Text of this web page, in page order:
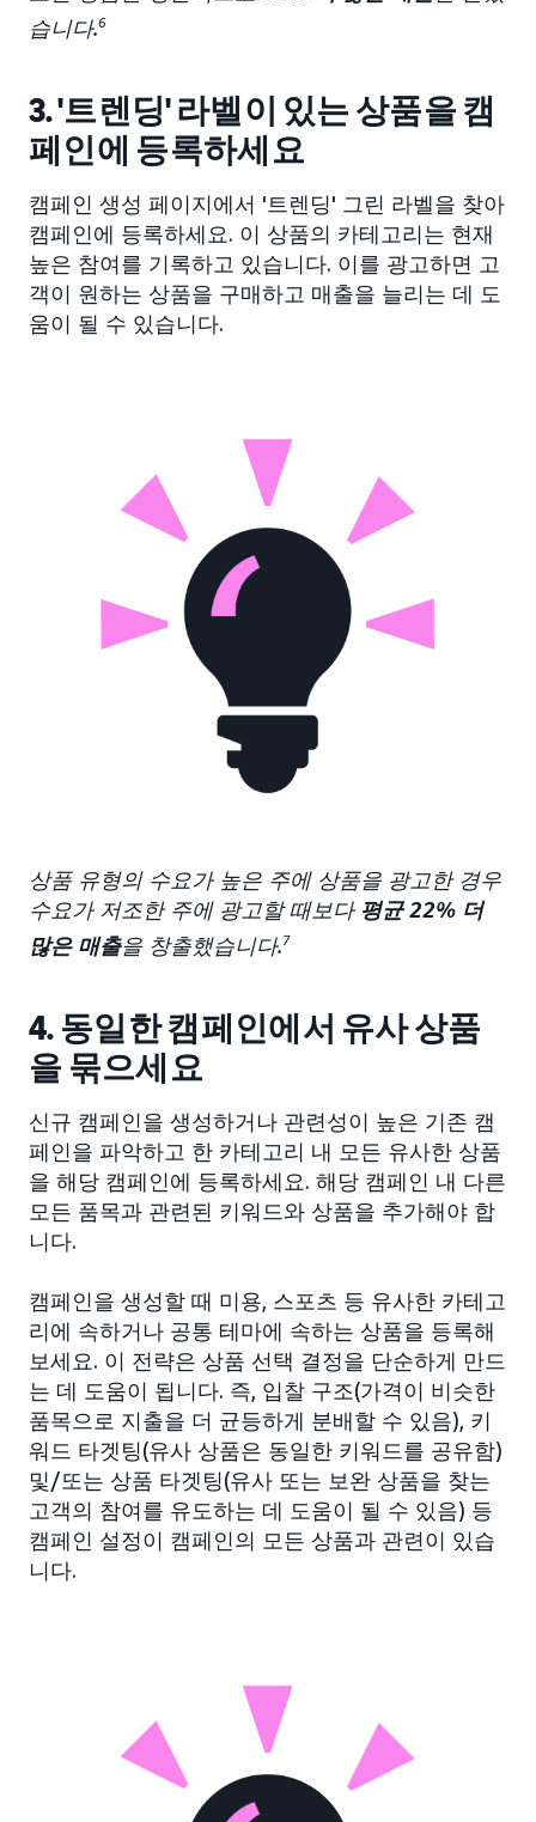
습니다.6
3. '트렌딩' 라벨이 있는 상품을 캠
페인에 등록하세요
캠페인 생성 페이지에서 '트렌딩' 그린 라벨을 찾아
캠페인에 등록하세요. 이 상품의 카테고리는 현재
높은 참여를 기록하고 있습니다. 이를 광고하면 고
객이 원하는 상품을 구매하고 매출을 늘리는 데 도
움이 될 수 있습니다.
상품 유형의 수요가 높은 주에 상품을 광고한 경우
수요가 저조한 주에 광고할 때보다 평균 22% 더
많은 매출을 창출했습니다.7
4. 동일한 캠페인에서 유사 상품
을 묶으세요
신규 캠페인을 생성하거나 관련성이 높은 기존 캠
페인을 파악하고 한 카테고리 내 모든 유사한 상품
을 해당 캠페인에 등록하세요. 해당 캠페인 내 다른
모든 품목과 관련된 키워드와 상품을 추가해야 합
니다.
캠페인을 생성할 때 미용, 스포츠 등 유사한 카테고
리에 속하거나 공통 테마에 속하는 상품을 등록해
보세요. 이 전략은 상품 선택 결정을 단순하게 만드
는 데 도움이 됩니다. 즉, 입찰 구조(가격이 비슷한
품목으로 지출을 더 균등하게 분배할 수 있음), 키
워드 타겟팅(유사 상품은 동일한 키워드를 공유함)
및/또는 상품 타겟팅(유사 또는 보완 상품을 찾는
고객의 참여를 유도하는 데 도움이 될 수 있음) 등
캠페인 설정이 캠페인의 모든 상품과 관련이 있습
니다.